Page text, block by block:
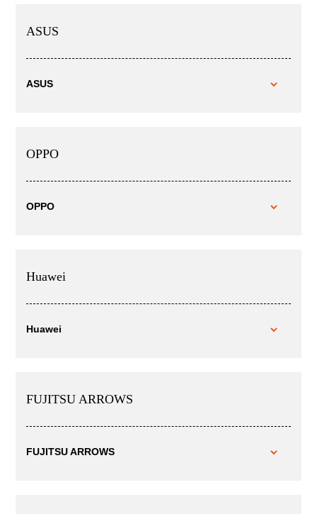
ASUS
ASUS
OPPO
OPPO
Huawei
Huawei
FUJITSU ARROWS
FUJITSU ARROWS